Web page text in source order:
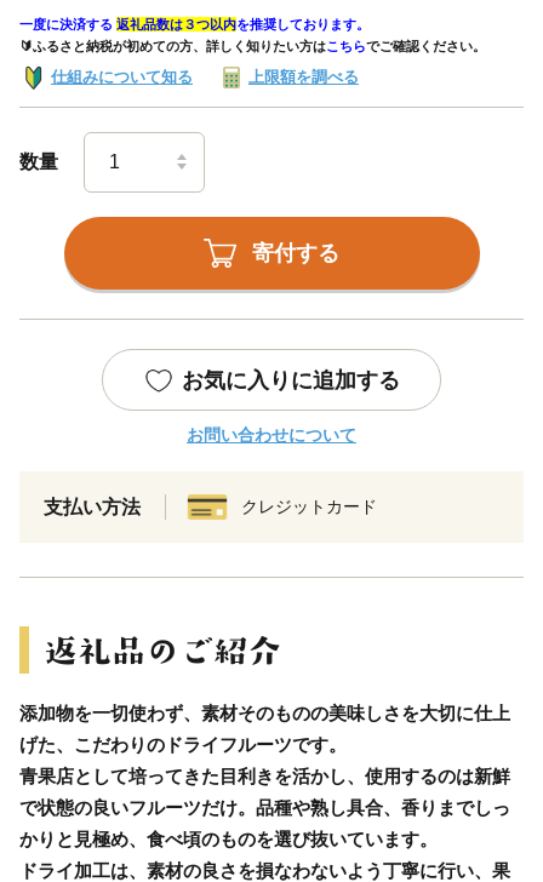
一度に決済する 返礼品数は３つ以内を推奨しております。
🔰ふるさと納税が初めての方、詳しく知りたい方はこちらでご確認ください。
仕組みについて知る 上限額を調べる
数量
寄付する
お気に入りに追加する
お問い合わせについて
支払い方法 クレジットカード
添加物を一切使わず、素材そのものの美味しさを大切に仕上
げた、こだわりのドライフルーツです。
青果店として培ってきた目利きを活かし、使用するのは新鮮
で状態の良いフルーツだけ。品種や熟し具合、香りまでしっ
かりと見極め、食べ頃のものを選び抜いています。
ドライ加工は、素材の良さを損なわないよう丁寧に行い、果